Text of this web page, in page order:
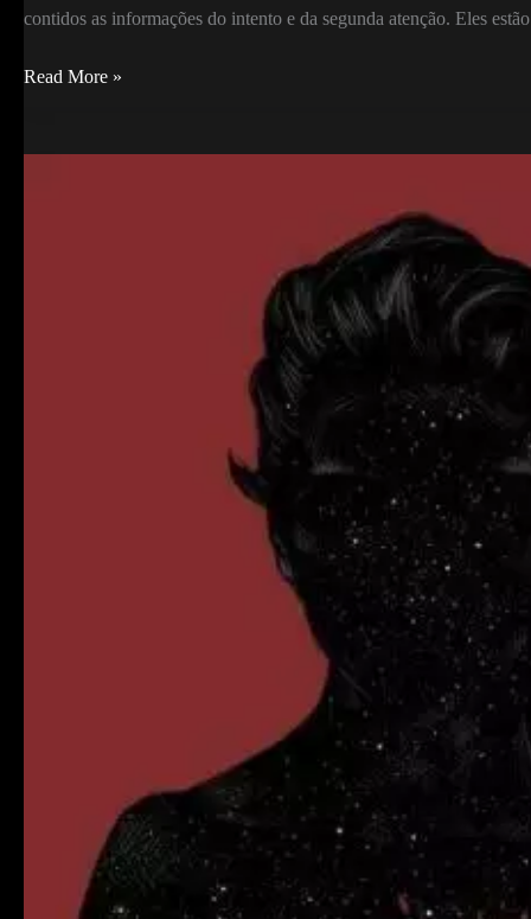
contidos as informações do intento e da segunda atenção. Eles
Considerações
Read More »